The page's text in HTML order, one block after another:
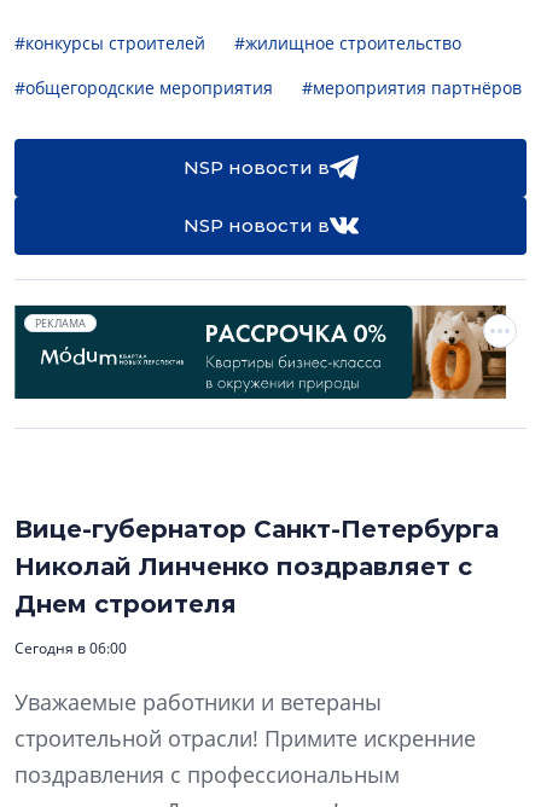
#конкурсы строителей
#жилищное строительство
#общегородские мероприятия
#мероприятия партнёров
NSP новости в
NSP новости в
РЕКЛАМА
Вице-губернатор Санкт-Петербурга
Николай Линченко поздравляет с
Днем строителя
Сегодня в 06:00
Уважаемые работники и ветераны
строительной отрасли! Примите искренние
поздравления с профессиональным